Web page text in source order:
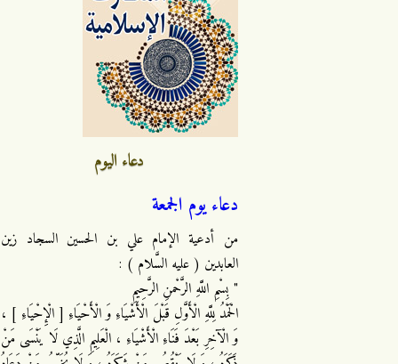
دعاء اليوم
دعاء يوم الجمعة
من أدعية الإمام علي بن الحسين السجاد زين
العابدين ( عليه السَّلام ) :
" بِسْمِ اللَّهِ الرَّحْمنِ الرَّحِيمِ
الْحَمْدُ لِلَّهِ الْأَوَّلِ قَبْلَ الْأَشْيَاءِ وَ الْأَحْيَاءِ [ الْإِحْيَاءِ ] ،
وَ الْآخِرِ بَعْدَ فَنَاءِ الْأَشْيَاءِ ، الْعَلِيمِ الَّذِي لَا يَنْسَى مَنْ